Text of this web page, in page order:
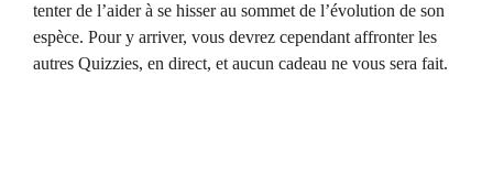
tenter de l’aider à se hisser au sommet de l’évolution de son
espèce. Pour y arriver, vous devrez cependant affronter les
autres Quizzies, en direct, et aucun cadeau ne vous sera fait.